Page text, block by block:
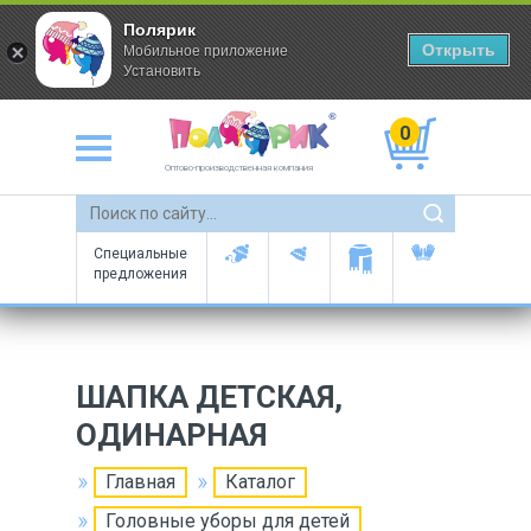
Оптово-производственная компания
0
Специальные
предложения
ШАПКА ДЕТСКАЯ,
ОДИНАРНАЯ
Главная
Каталог
Головные уборы для детей
Полярик
Мобильное приложение
Установить
Открыть